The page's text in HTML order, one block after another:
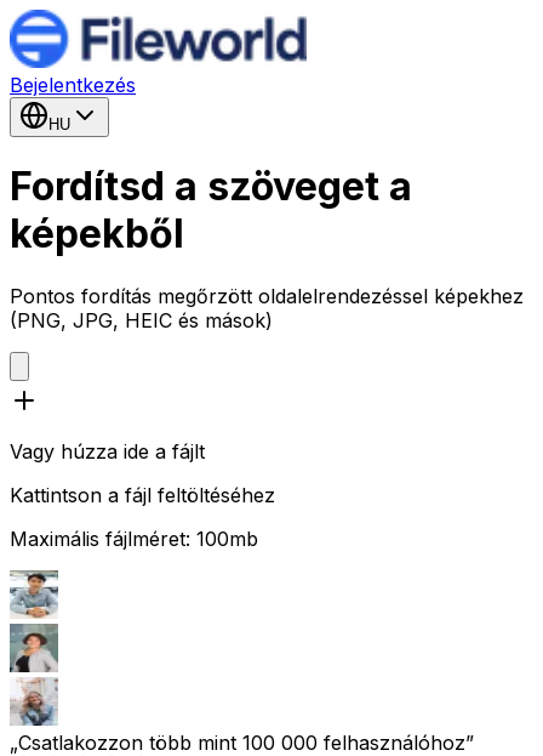
Bejelentkezés
HU
Fordítsd a szöveget a
képekből
Pontos fordítás megőrzött oldalelrendezéssel képekhez
(PNG, JPG, HEIC és mások)
Vagy húzza ide a fájlt
Kattintson a fájl feltöltéséhez
Maximális fájlméret: 100mb
„Csatlakozzon több mint 100 000 felhasználóhoz”